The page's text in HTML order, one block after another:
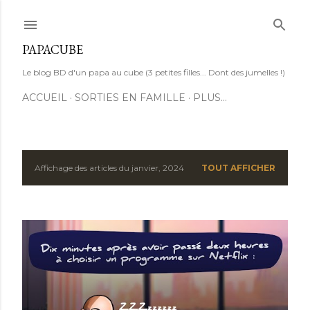
PAPACUBE
Le blog BD d'un papa au cube (3 petites filles... Dont des jumelles !)
ACCUEIL SORTIES EN FAMILLE PLUS…
A
t
Affichage des articles du janvier, 2024 TOUT AFFICHER